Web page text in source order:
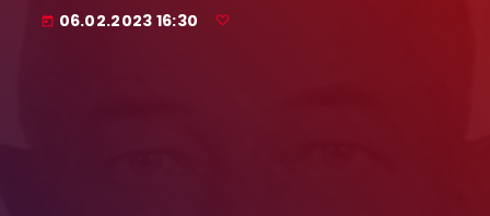
today 06.02.2023 16:30